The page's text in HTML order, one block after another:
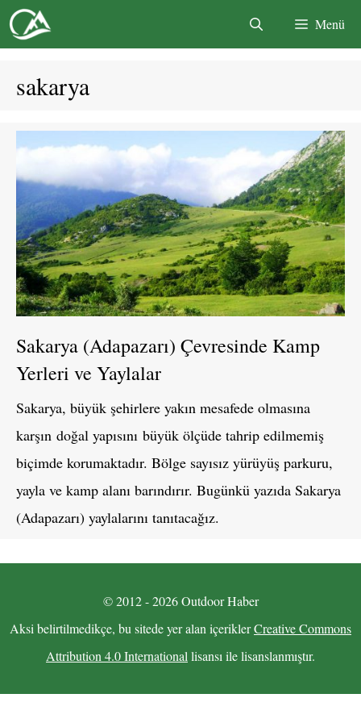
İçeriğe
atla
Menü
sakarya
Sakarya (Adapazarı) Çevresinde Kamp
Yerleri ve Yaylalar
Sakarya, büyük şehirlere yakın mesafede olmasına
karşın doğal yapısını büyük ölçüde tahrip edilmemiş
biçimde korumaktadır. Bölge sayısız yürüyüş parkuru,
yayla ve kamp alanı barındırır. Bugünkü yazıda Sakarya
(Adapazarı) yaylalarını tanıtacağız.
© 2012 - 2026 Outdoor Haber
Aksi belirtilmedikçe, bu sitede yer alan içeriklerCreative Commons
Attribution 4.0 International lisansı ile lisanslanmıştır.